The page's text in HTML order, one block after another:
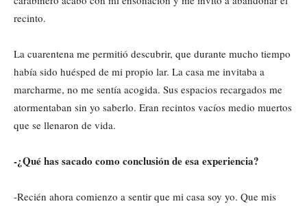
recinto.
La cuarentena me permitió descubrir, que durante mucho tiempo
había sido huésped de mi propio lar. La casa me invitaba a
marcharme, no me sentía acogida. Sus espacios recargados me
atormentaban sin yo saberlo. Eran recintos vacíos medio muertos
que se llenaron de vida.
-¿Qué has sacado como conclusión de esa experiencia?
-Recién ahora comienzo a sentir que mi casa soy yo. Que mis